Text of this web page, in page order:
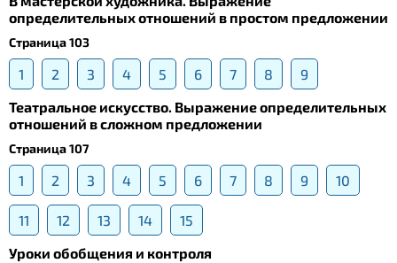
определительных отношений в простом предложении
Страница 103
1 2 3 4 5 6 7 8
9
Театральное искусство. Выражение определительных
отношений в сложном предложении
Страница 107
1 2 3 4 5 6 7 8 9 10
11 12 13 14
15
Уроки обобщения и контроля